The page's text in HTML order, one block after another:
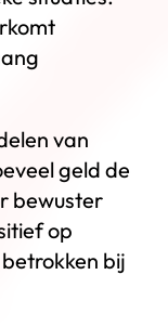
van
geld de
bewuster
op
bij